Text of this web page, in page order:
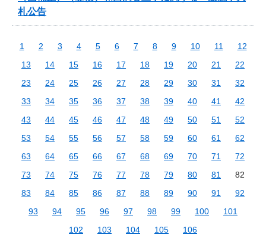
札公告
1 2 3 4 5 6 7 8 9 10 11
12
13
14 15 16 17 18 19 20 21
22
23
24 25 26 27 28 29 30 31
32
33
34 35 36 37 38 39 40 41
42
43
44 45 46 47 48 49 50 51
52
53
54 55 56 57 58 59 60 61
62
63
64 65 66 67 68 69 70 71
72
73
74 75 76 77 78 79 80 81
82
83
84 85 86 87 88 89 90 91
92
93
94 95 96 97 98 99 100
101
102
103 104 105 106